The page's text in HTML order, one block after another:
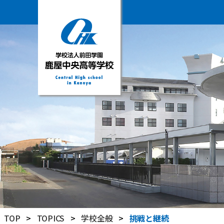
学
校
田
学
園
鹿
屋
中
高
TOP > TOPICS > 学校全般 > 挑戦と継続